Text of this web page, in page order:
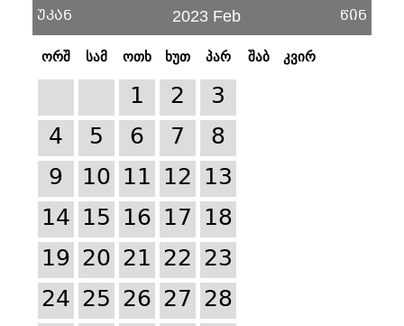
უკან 2023 Feb წინ
ორშ სამ ოთხ ხუთ პარ შაბ კვირ
1 2
3
4
5 6 7
8
9
10 11 12 13
14 15 16 17 18
19 20 21 22 23
24 25 26 27 28